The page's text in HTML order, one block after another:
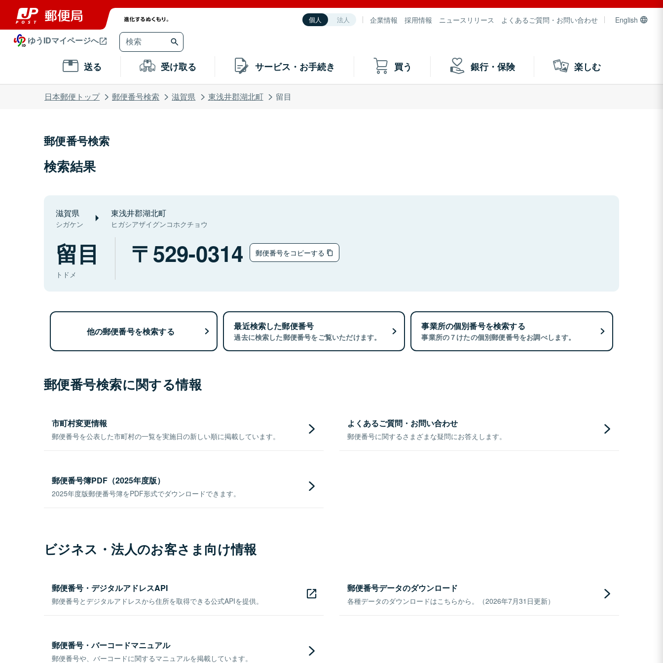
個人 法人 企業情報 採用情報 ニュースリリース よくあるご質問・お問い合わせ English
ゆうIDマイページへ
送る 受け取る サービス・お手続き 買う 銀行・保険 楽しむ
日本郵便トップ 郵便番号検索 滋賀県 東浅井郡湖北町 留目
郵便番号検索
検索結果
滋賀県
シガケン
東浅井郡湖北町
ヒガシアザイグンコホクチョウ
留目
トドメ
529-0314 郵便番号をコピーする
他の郵便番号を検索する 最近検索した郵便番号
過去に検索した郵便番号をご覧いただけます。
事業所の個別番号を検索する
事業所の７けたの個別郵便番号をお調べします。
郵便番号検索に関する情報
市町村変更情報
郵便番号を公表した市町村の一覧を実施日の新しい順に掲載しています。
よくあるご質問・お問い合わせ
郵便番号に関するさまざまな疑問にお答えします。
郵便番号簿PDF（2025年度版）
2025年度版郵便番号簿をPDF形式でダウンロードできます。
ビジネス・法人のお客さま向け情報
郵便番号・デジタルアドレスAPI
郵便番号とデジタルアドレスから住所を取得できる公式APIを提供。
郵便番号データのダウンロード
各種データのダウンロードはこちらから。（2026年7月31日更新）
郵便番号・バーコードマニュアル
郵便番号や、バーコードに関するマニュアルを掲載しています。